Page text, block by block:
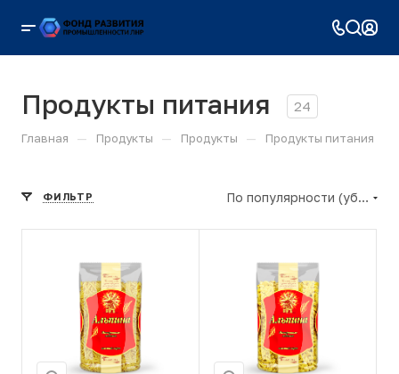
Продукты питания 24
Главная — Продукты — Продукты — Продукты питания
ФИЛЬТР По популярности (убывание)